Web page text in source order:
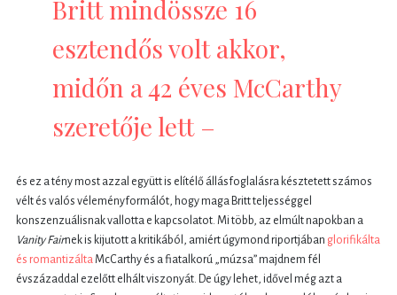
Britt mindössze 16
esztendős volt akkor,
midőn a 42 éves McCarthy
szeretője lett –
és ez a tény most azzal együtt is elítélő állásfoglalásra késztetett számos
vélt és valós véleményformálót, hogy maga Britt teljességgel
konszenzuálisnak vallotta e kapcsolatot. Mi több, az elmúlt napokban a
Vanity Fairnek is kijutott a kritikából, amiért úgymond riportjában glorifikálta
és romantizáltaMcCarthy és a fiatalkorú „múzsa” majdnem fél
évszázaddal ezelőtt elhált viszonyát. De úgy lehet, idővel még azt a